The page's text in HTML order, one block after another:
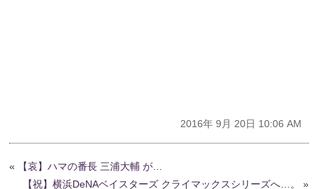
2016年 9月 20日 10:06 AM
«
【哀】ハマの番長 三浦大輔 が…
【祝】横浜DeNAベイスターズ クライマックスシリーズへ…。
»